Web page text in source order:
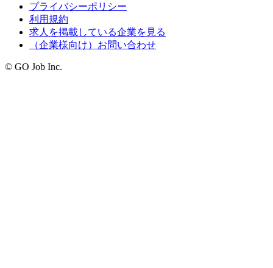
プライバシーポリシー
利用規約
求人を掲載している企業を見る
（企業様向け）お問い合わせ
© GO Job Inc.